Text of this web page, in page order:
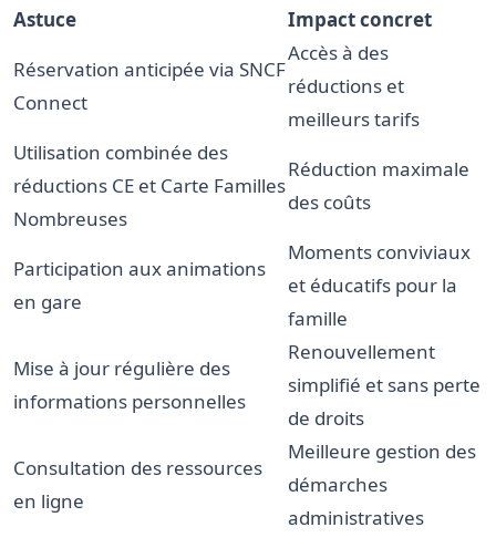
Astuce
Impact concret
Réservation anticipée via SNCF
Connect
Accès à des
réductions et
meilleurs tarifs
Utilisation combinée des
réductions CE et Carte Familles
Nombreuses
Réduction maximale
des coûts
Participation aux animations
en gare
Moments conviviaux
et éducatifs pour la
famille
Mise à jour régulière des
informations personnelles
Renouvellement
simplifié et sans perte
de droits
Consultation des ressources
en ligne
Meilleure gestion des
démarches
administratives